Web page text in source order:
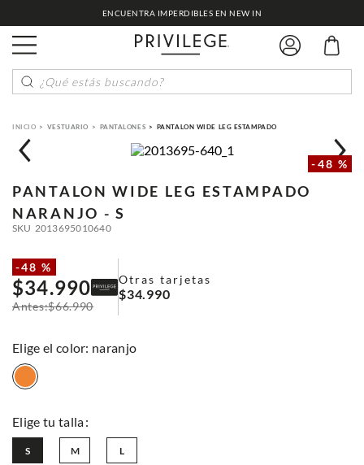
ENCUENTRA IMPERDIBLES EN NEW IN
¿Qué estás buscando?
VESTUARIO PANTALONES PANTALON WIDE LEG ESTAMPADO
-48 %
PANTALON WIDE LEG ESTAMPADO
NARANJO - S
SKU 2013695010640
-48 %
$34.990
$66.990
Otras tarjetas
$34.990
: naranjo
L
M
S